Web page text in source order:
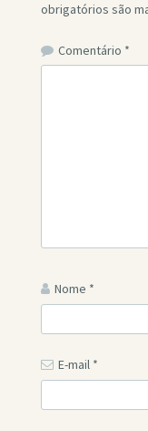
obrigatórios são
Comentário *
Nome *
E-mail *